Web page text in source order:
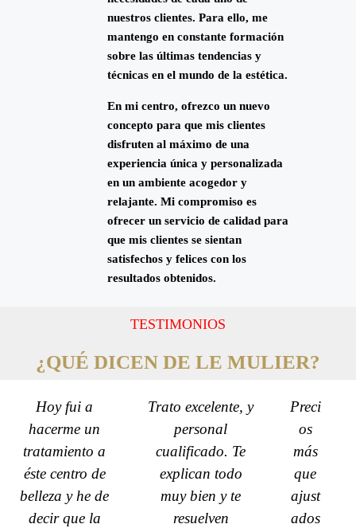
nuestros clientes. Para ello, me
mantengo en constante formación
sobre las últimas tendencias y
técnicas en el mundo de la estética.
En mi centro, ofrezco un nuevo
concepto para que mis clientes
disfruten al máximo de una
experiencia única y personalizada
en un ambiente acogedor y
relajante. Mi compromiso es
ofrecer un servicio de calidad para
que mis clientes se sientan
satisfechos y felices con los
resultados obtenidos.
TESTIMONIOS
¿QUÉ DICEN DE LE MULIER?
Hoy fui a
hacerme un
tratamiento a
éste centro de
belleza y he de
decir que la
Trato excelente, y
personal
cualificado. Te
explican todo
muy bien y te
resuelven
Preci
os
más
que
ajust
ados